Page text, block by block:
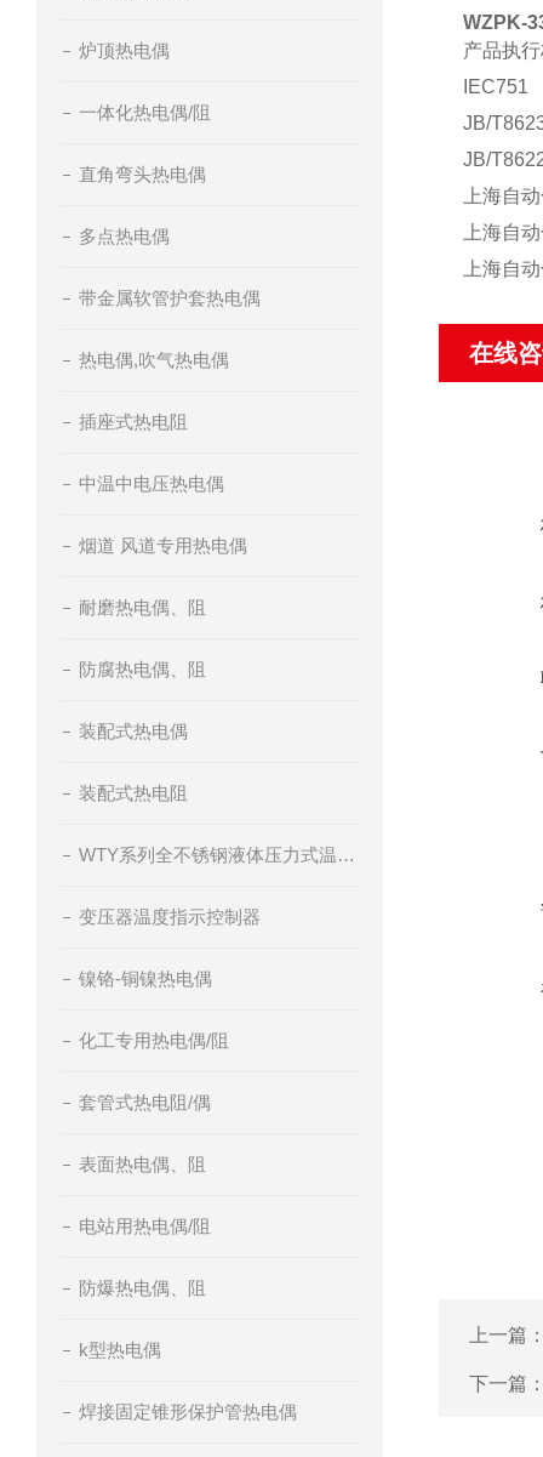
炉顶热电偶
一体化热电偶/阻
直角弯头热电偶
多点热电偶
带金属软管护套热电偶
热电偶,吹气热电偶
插座式热电阻
中温中电压热电偶
烟道 风道专用热电偶
耐磨热电偶、阻
防腐热电偶、阻
装配式热电偶
装配式热电阻
WTY系列全不锈钢液体压力式温度计
变压器温度指示控制器
镍铬-铜镍热电偶
化工专用热电偶/阻
套管式热电阻/偶
表面热电偶、阻
电站用热电偶/阻
防爆热电偶、阻
k型热电偶
焊接固定锥形保护管热电偶
WZPK-
产品执
IEC751
JB/
JB/
上海自
上海自
上海自
在线
上一篇
下一篇